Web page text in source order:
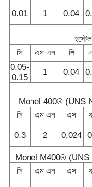
0.01
1 0.04
সি
এম এন পি
0.05-
0.15
1 0.04
Monel 400® (UNS
সি
এম এন এস
0.3 2 0,024
Monel M400® (UNS
সি
এম এন এস